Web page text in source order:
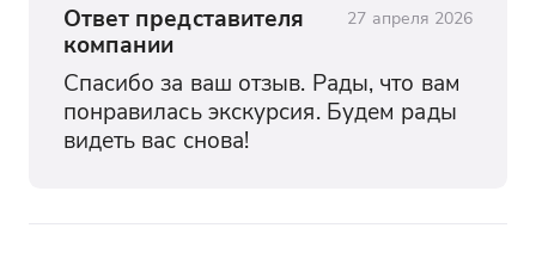
Ответ представителя
компании
27 апреля 2026
Спасибо за ваш отзыв. Рады, что вам
понравилась экскурсия. Будем рады
видеть вас снова!